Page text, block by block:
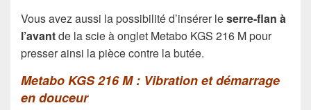
Vous avez aussi la possibilité d’insérer leserre-flan à
l’avantde la scie à onglet Metabo KGS 216 M pour
presser ainsi la pièce contre la butée.
Metabo KGS 216 M : Vibration et démarrage
en douceur